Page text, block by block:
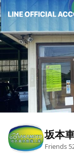
坂本
Friends